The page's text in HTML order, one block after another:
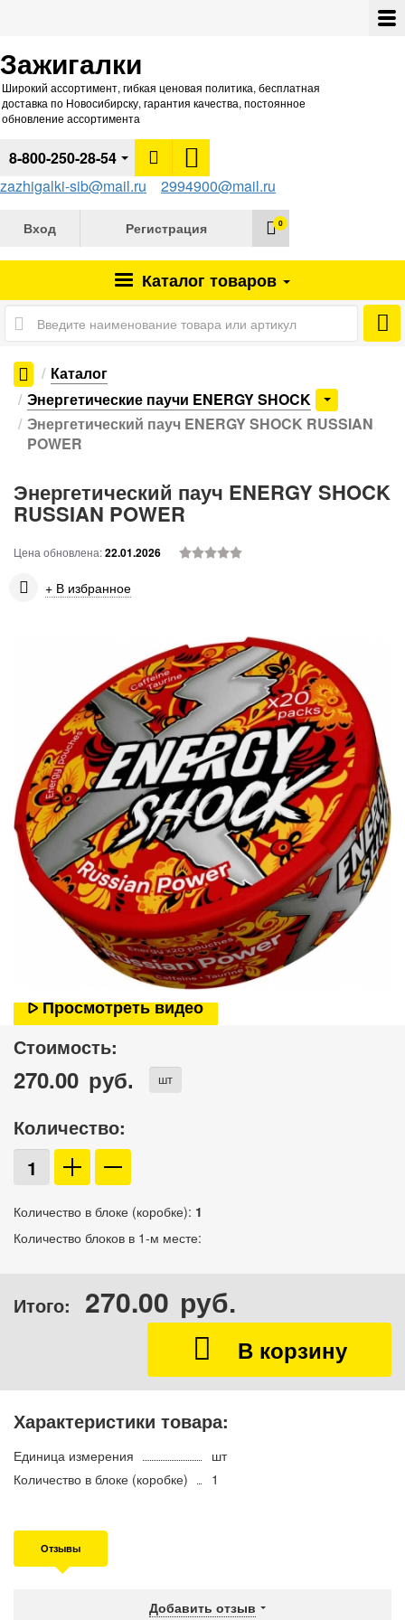
Зажигалки
Широкий ассортимент, гибкая ценовая политика, бесплатная
доставка по Новосибирску, гарантия качества, постоянное
обновление ассортимента
8-800-250-28-54
zazhigalki-sib@mail.ru
2994900@mail.ru
Вход Регистрация 0
Каталог товаров
Каталог
Энергетические паучи ENERGY SHOCK
Энергетический пауч ENERGY SHOCK RUSSIAN
POWER
Энергетический пауч ENERGY SHOCK
RUSSIAN POWER
Цена обновлена:22.01.2026
Просмотреть видео
Стоимость:
270.00 руб. шт
Количество:
Количество в блоке (коробке): 1
Количество блоков в 1-м месте:
Итого: 270.00 руб.
Характеристики товара:
Единица измерения
шт
Количество в блоке (коробке)
1
Отзывы
Добавить отзыв